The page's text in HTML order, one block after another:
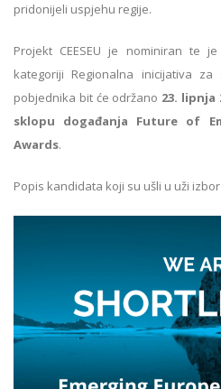
pridonijeli uspjehu regije.
Projekt CEESEU je nominiran te
kategoriji Regionalna inicijativa za
pobjednika bit će održano 23. lipnja
sklopu događanja Future of
Awards.
Popis kandidata koji su ušli u uži